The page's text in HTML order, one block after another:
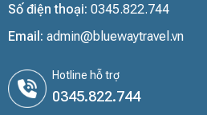
Số điện thoại: 0345.822.744
Email: admin@bluewaytravel.vn
Hotline hỗ trợ
0345.822.744